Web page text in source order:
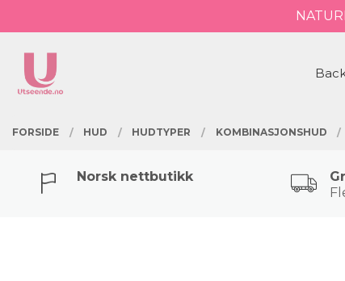
til
PRODUKTER
FORSIDE HUD HUDTYPER KOMBINASJONSHUD
Norsk nettbutikk